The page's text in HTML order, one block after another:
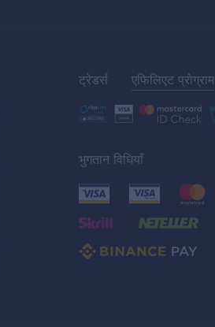
ट्रेडर्स एफिलिएट प्रोग्राम
भुगतान विधियाँ